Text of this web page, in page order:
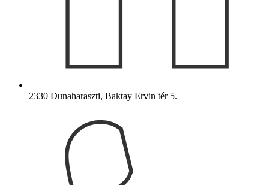
2330 Dunaharaszti, Baktay Ervin tér 5.